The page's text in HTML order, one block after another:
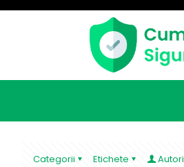
Categorii Etichete Autori